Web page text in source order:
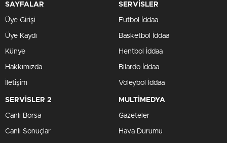
SAYFALAR
Üye Girişi
Üye Kaydı
Künye
Hakkımızda
İletişim
SERVİSLER
Futbol İddaa
Basketbol İddaa
Hentbol İddaa
Bilardo İddaa
Voleybol İddaa
SERVİSLER 2
Canlı Borsa
Canlı Sonuçlar
MULTİMEDYA
Gazeteler
Hava Durumu